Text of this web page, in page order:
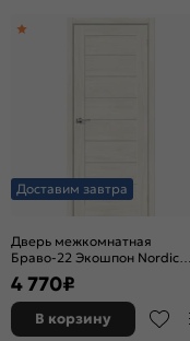
Доставим завтра
Дверь межкомнатная
Браво-22 Экошпон Nordic
Oak, остекленная, magic fog,
без кромки, царговая
4 770₽
В корзину